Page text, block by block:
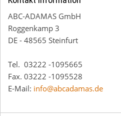
ABC-ADAMAS GmbH
Roggenkamp 3
DE - 48565 Steinfurt
Tel. 03222 -1095665
Fax. 03222 -1095528
E-Mail: info@abcadamas.de